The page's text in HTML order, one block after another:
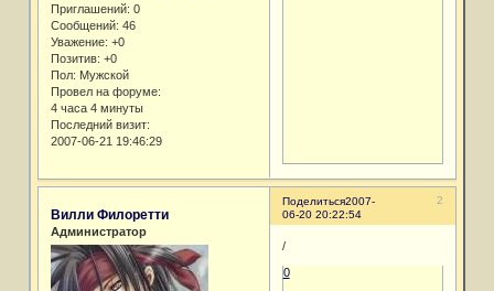
Приглашений: 0
Сообщений: 46
Уважение: +0
Позитив: +0
Пол: Мужской
Провел на форуме:
4 часа 4 минуты
Последний визит:
2007-06-21 19:46:29
Поделиться 2
2007-
06-20 20:22:54
Вилли Филоретти
Администратор
/
0